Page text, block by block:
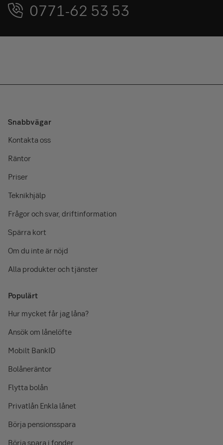
0771-62 53 53
Snabbvägar
Kontakta oss
Räntor
Priser
Teknikhjälp
Frågor och svar, driftinformation
Spärra kort
Om du inte är nöjd
Alla produkter och tjänster
Populärt
Hur mycket får jag låna?
Ansök om lånelöfte
Mobilt BankID
Bolåneräntor
Flytta bolån
Privatlån Enkla lånet
Börja pensionsspara
Börja spara i fonder